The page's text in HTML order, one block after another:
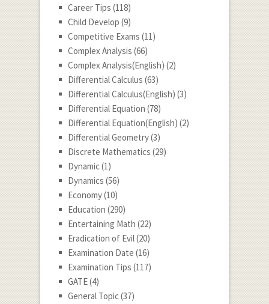
Career Tips (118)
Child Develop (9)
Competitive Exams (11)
Complex Analysis (66)
Complex Analysis(English) (2)
Differential Calculus (63)
Differential Calculus(English) (3)
Differential Equation (78)
Differential Equation(English) (2)
Differential Geometry(3)
Discrete Mathematics (29)
Dynamic(1)
Dynamics (56)
Economy(10)
Education (290)
Entertaining Math (22)
Eradication of Evil(20)
Examination Date (16)
Examination Tips (117)
GATE(4)
General Topic(37)